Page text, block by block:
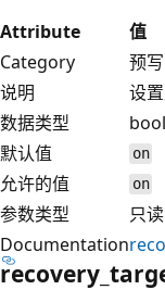
Attribute
值
Category
预
说明
设
数据类型
默认值
on
允许的值 on
参数类型
只
Documentation